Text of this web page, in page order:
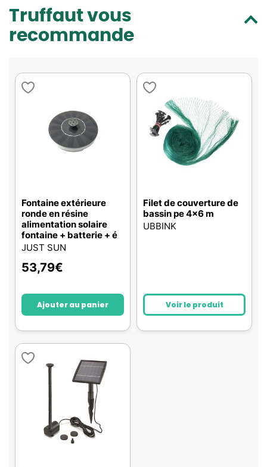
Truffaut vous
recommande
Fontaine extérieure
ronde en résine
alimentation solaire
fontaine + batterie + é
JUST SUN
53,79€
Ajouter au panier
Filet de couverture de
bassin pe 4x6 m
UBBINK
Voir le produit